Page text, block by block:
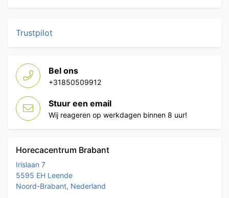
Trustpilot
Bel ons
+31850509912
Stuur een email
Wij reageren op werkdagen binnen 8 uur!
Horecacentrum Brabant
Irislaan 7
5595 EH Leende
Noord-Brabant, Nederland